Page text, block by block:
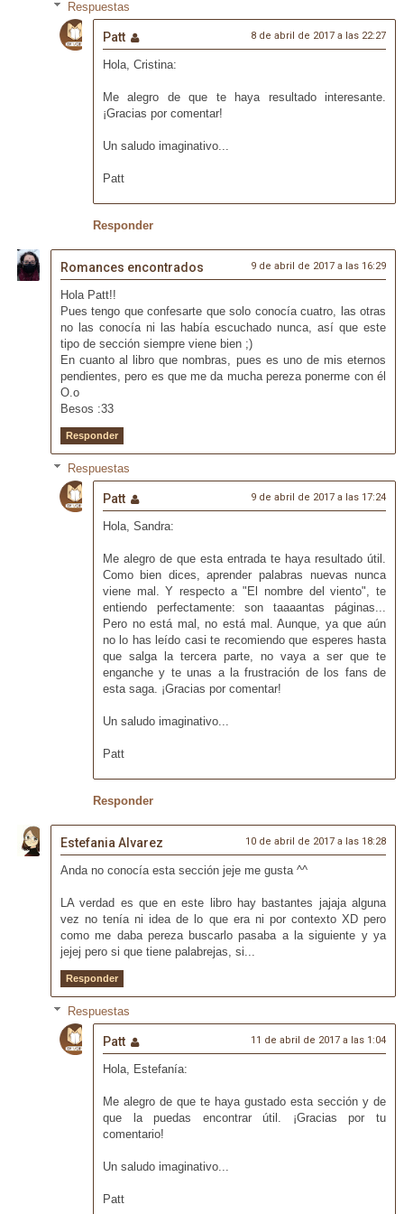
Respuestas
Patt 8 de abril de 2017 a las 22:27
Hola, Cristina:
Me alegro de que te haya resultado interesante.
¡Gracias por comentar!
Un saludo imaginativo...
Patt
Responder
Romances encontrados 9 de abril de 2017 a las 16:29
Hola Patt!!
Pues tengo que confesarte que solo conocía cuatro, las otras
no las conocía ni las había escuchado nunca, así que este
tipo de sección siempre viene bien ;)
En cuanto al libro que nombras, pues es uno de mis eternos
pendientes, pero es que me da mucha pereza ponerme con él
O.o
Besos :33
Responder
Respuestas
Patt 9 de abril de 2017 a las 17:24
Hola, Sandra:
Me alegro de que esta entrada te haya resultado útil.
Como bien dices, aprender palabras nuevas nunca
viene mal. Y respecto a "El nombre del viento", te
entiendo perfectamente: son taaaantas páginas...
Pero no está mal, no está mal. Aunque, ya que aún
no lo has leído casi te recomiendo que esperes hasta
que salga la tercera parte, no vaya a ser que te
enganche y te unas a la frustración de los fans de
esta saga. ¡Gracias por comentar!
Un saludo imaginativo...
Patt
Responder
Estefania Alvarez 10 de abril de 2017 a las 18:28
Anda no conocía esta sección jeje me gusta ^^
LA verdad es que en este libro hay bastantes jajaja alguna
vez no tenía ni idea de lo que era ni por contexto XD pero
como me daba pereza buscarlo pasaba a la siguiente y ya
jejej pero si que tiene palabrejas, si...
Responder
Respuestas
Patt 11 de abril de 2017 a las 1:04
Hola, Estefanía:
Me alegro de que te haya gustado esta sección y de
que la puedas encontrar útil. ¡Gracias por tu
comentario!
Un saludo imaginativo...
Patt